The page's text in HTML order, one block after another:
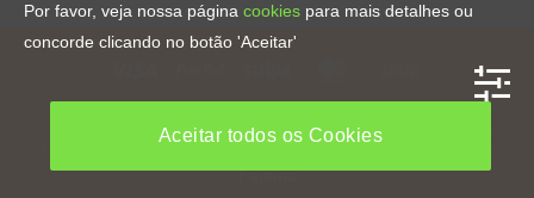
Copyright [2023] ©Direitos Reservados. By
Familia
Por favor, veja nossa página cookies para mais detalhes ou
concorde clicando no botão 'Aceitar'
Aceitar todos os Cookies